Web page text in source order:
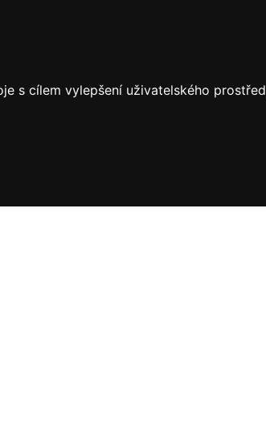
s cílem vylepšení uživatelského